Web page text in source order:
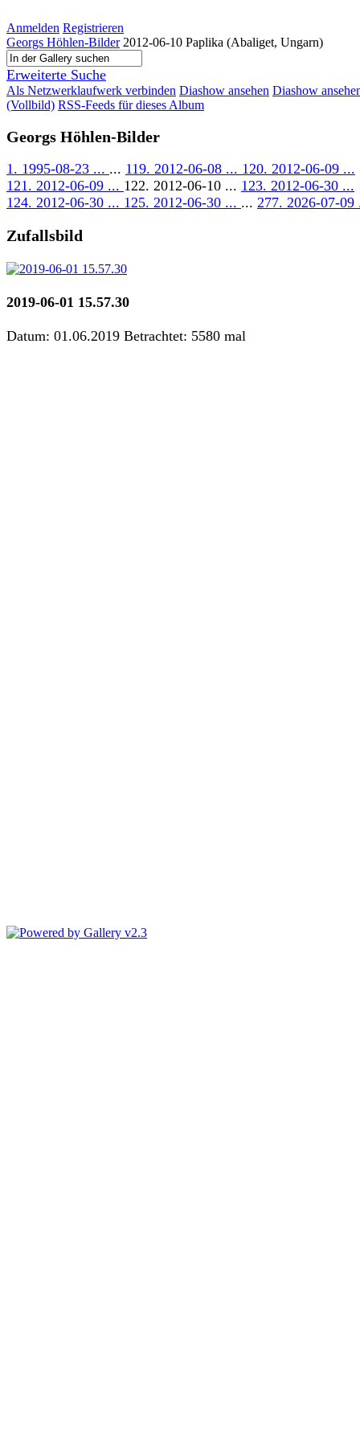
Anmelden Registrieren
Georgs Höhlen-Bilder 2012-06-10 Paplika (Abaliget, Ungarn)
Erweiterte Suche
Als Netzwerklaufwerk verbinden Diashow ansehen Diashow
(Vollbild) RSS-Feeds für dieses Album
Georgs Höhlen-Bilder
1. 1995-08-23 ... ... 119. 2012-06-08 ... 120. 2012-06-09 ...
121. 2012-06-09 ... 122. 2012-06-10 ... 123. 2012-06-30 ...
124. 2012-06-30 ... 125. 2012-06-30 ... ... 277. 2026-07-09
Zufallsbild
2019-06-01 15.57.30
Datum: 01.06.2019 Betrachtet: 5580 mal